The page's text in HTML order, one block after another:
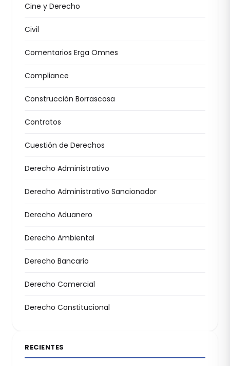
Cine y Derecho
Civil
Comentarios Erga Omnes
Compliance
Construcción Borrascosa
Contratos
Cuestión de Derechos
Derecho Administrativo
Derecho Administrativo Sancionador
Derecho Aduanero
Derecho Ambiental
Derecho Bancario
Derecho Comercial
Derecho Constitucional
RECIENTES